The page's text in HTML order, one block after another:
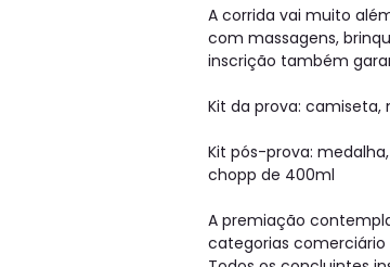
A corrida vai muito
com massagens,
inscrição também
Kit da prova: camiseta,
Kit pós-prova:
chopp de 400ml
A premiação
categorias comerciário